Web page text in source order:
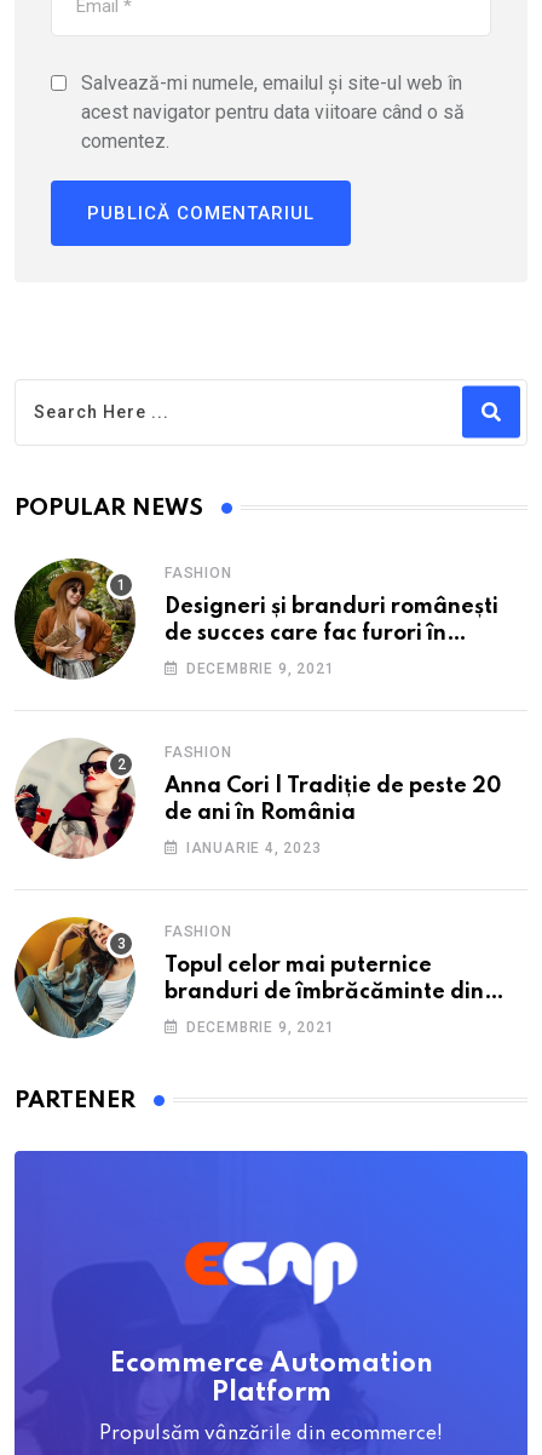
Salvează-mi numele, emailul și site-ul web în
acest navigator pentru data viitoare când o să
comentez.
POPULAR NEWS
FASHION
Designeri și branduri românești
de succes care fac furori în
străinătate.
DECEMBRIE 9, 2021
FASHION
Anna Cori | Tradiție de peste 20
de ani în România
IANUARIE 4, 2023
FASHION
Topul celor mai puternice
branduri de îmbrăcăminte din
România: O incursiune în
DECEMBRIE 9, 2021
PARTENER
Ecommerce Automation
Platform
Propulsăm vânzările din ecommerce!